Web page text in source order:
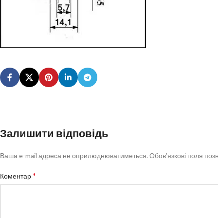
Залишити відповідь
Ваша e-mail адреса не оприлюднюватиметься. Обов’язкові поля
Коментар*